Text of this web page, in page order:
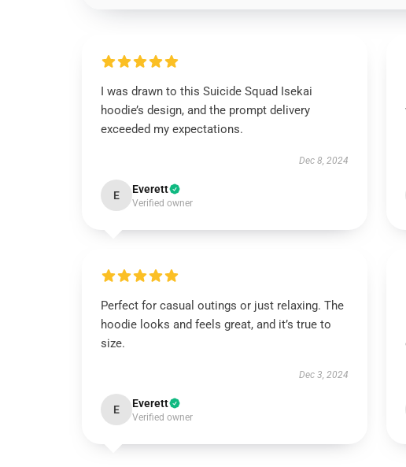
I was drawn to this Suicide Squad Isekai
hoodie’s design, and the prompt delivery
exceeded my expectations.
Dec 8, 2024
E Everett
Verified owner
Perfect for casual outings or just relaxing. The
hoodie looks and feels great, and it’s true to
size.
Dec 3, 2024
E Everett
Verified owner